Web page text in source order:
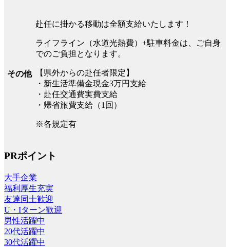
その他
赴任に掛かる移動は全額支給いたします！
ライフライン（水道光熱費）+駐車料金は、ご自身
でのご負担となります。
【県外からの赴任者限定】
・新生活準備金現金3万円支給
・赴任交通費実費支給
・帰省旅費支給（1回）
※各規定有
PRポイント
大手企業
福利厚生充実
友達同士歓迎
U・Iターン歓迎
男性活躍中
20代活躍中
30代活躍中